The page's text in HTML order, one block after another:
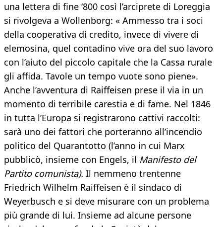
una lettera di fine ‘800 così l’arciprete di Loreggia
si rivolgeva a Wollenborg: « Ammesso tra i soci
della cooperativa di credito, invece di vivere di
elemosina, quel contadino vive ora del suo lavoro
con l’aiuto del piccolo capitale che la Cassa rurale
gli affida. Tavole un tempo vuote sono piene».
Anche l’avventura di Raiffeisen prese il via in un
momento di terribile carestia e di fame. Nel 1846
in tutta l’Europa si registrarono cattivi raccolti:
sarà uno dei fattori che porteranno all’incendio
politico del Quarantotto (l’anno in cui Marx
pubblicò, insieme con Engels, il Manifesto del
Partito comunista). Il nemmeno trentenne
Friedrich Wilhelm Raiffeisen è il sindaco di
Weyerbusch e si deve misurare con un problema
più grande di lui. Insieme ad alcune persone